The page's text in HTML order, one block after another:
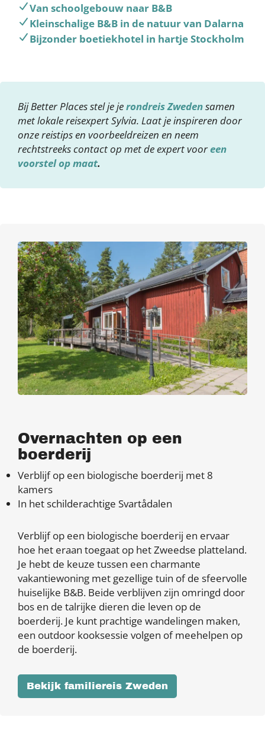
Van schoolgebouw naar B&B
Kleinschalige B&B in de natuur van Dalarna
Bijzonder boetiekhotel in hartje Stockholm
Bij Better Places stel je jerondreis Zwedensamen
met lokale reisexpert Sylvia. Laat je inspireren door
onze reistips en voorbeeldreizen en neem
rechtstreeks contact op met de expert vooreen
voorstel op maat.
Overnachten op een
boerderij
Verblijf op een biologische boerderij met 8
kamers
In het schilderachtige Svartådalen
Verblijf op een biologische boerderij en ervaar
hoe het eraan toegaat op het Zweedse platteland.
Je hebt de keuze tussen een charmante
vakantiewoning met gezellige tuin of de sfeervolle
huiselijke B&B. Beide verblijven zijn omringd door
bos en de talrijke dieren die leven op de
boerderij. Je kunt prachtige wandelingen maken,
een outdoor kooksessie volgen of meehelpen op
de boerderij.
Bekijk familiereis Zweden